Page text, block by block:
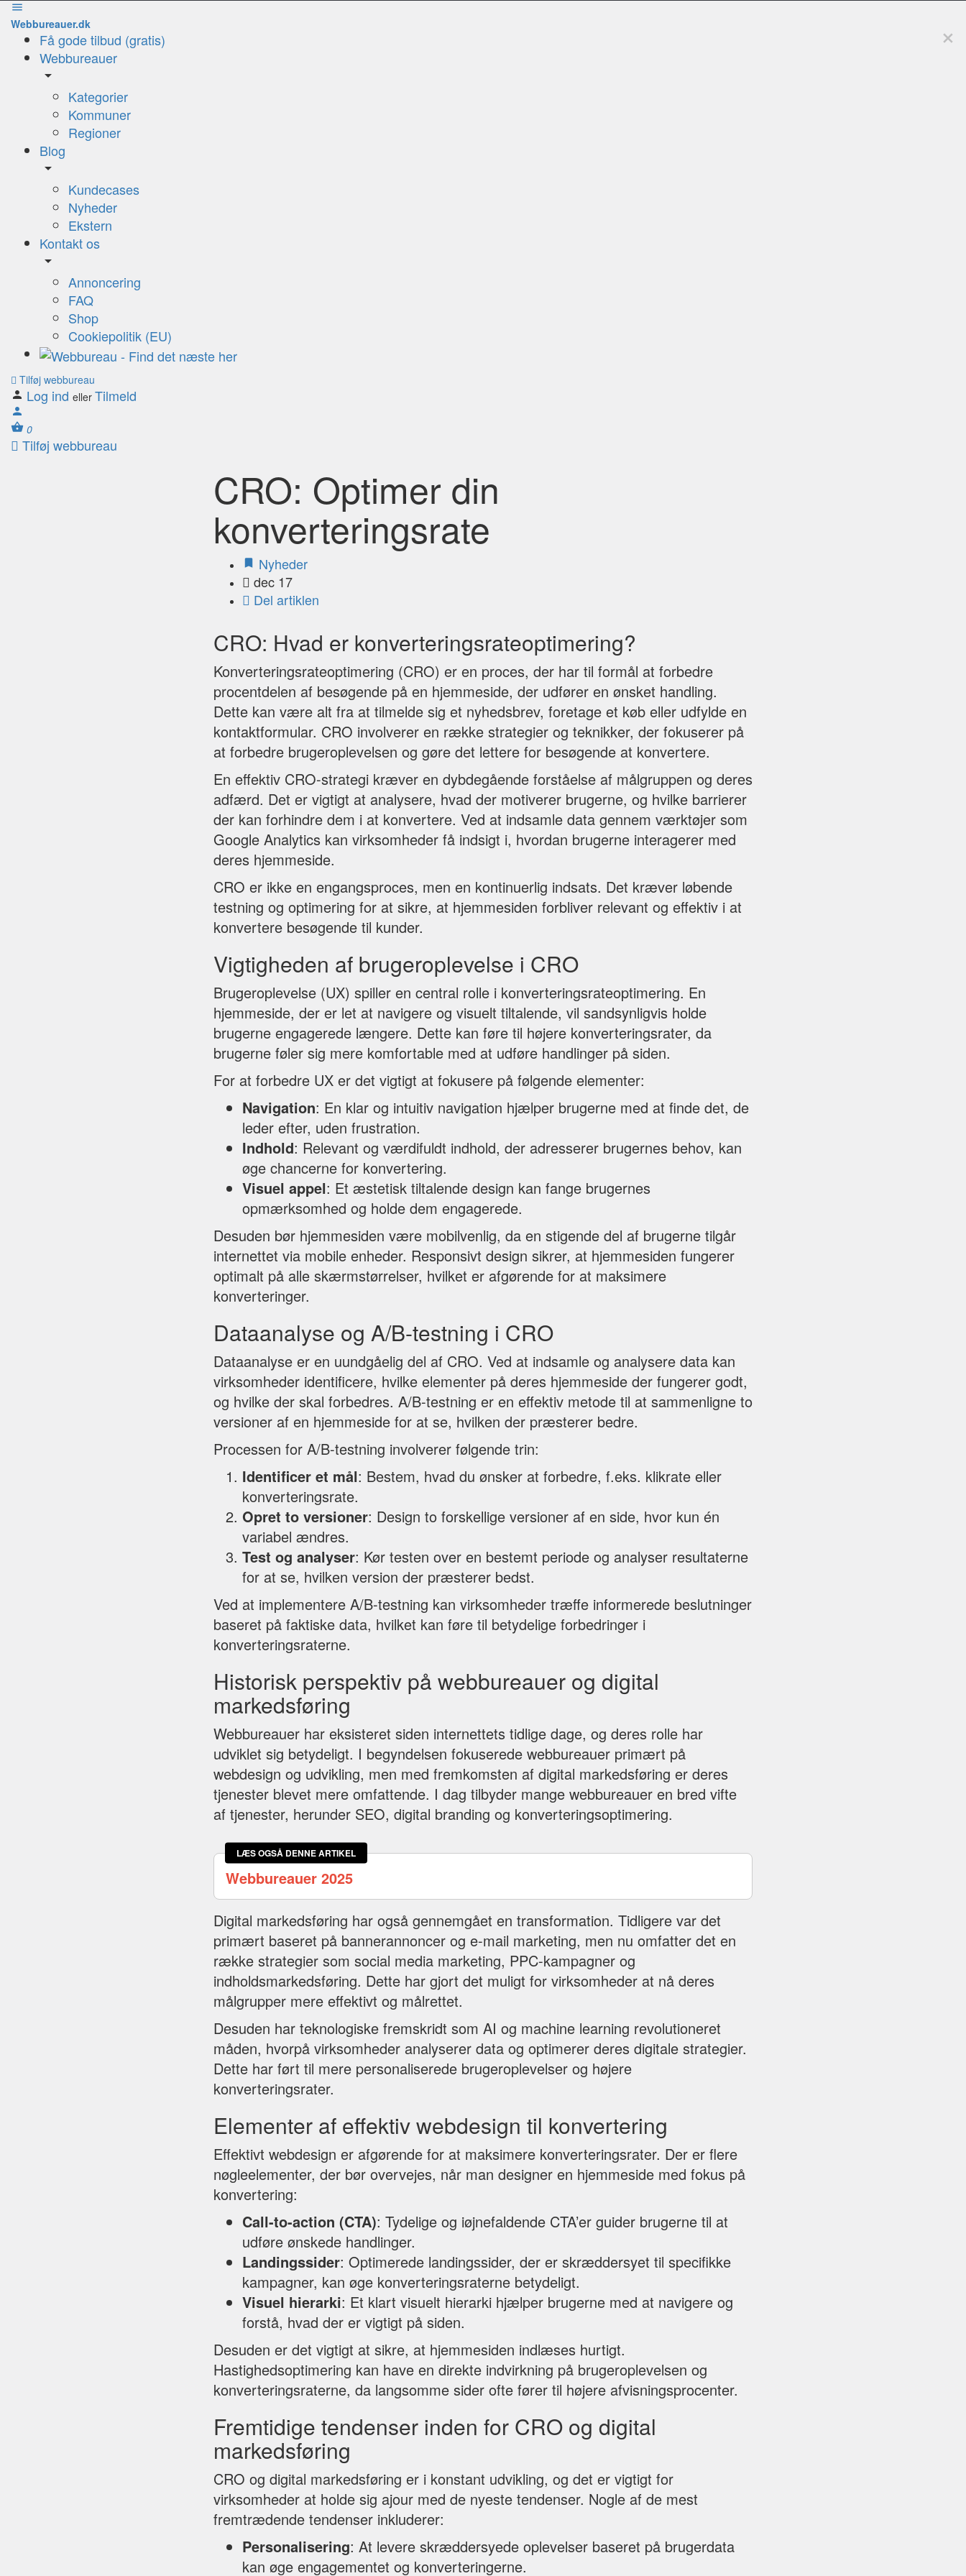
Webbureauer.dk
Få gode tilbud (gratis)
Webbureauer
Kategorier
Kommuner
Regioner
Blog
Kundecases
Nyheder
Ekstern
Kontakt os
Annoncering
FAQ
Shop
Cookiepolitik (EU)
Tilføj webbureau
Log ind eller Tilmeld
0
Tilføj webbureau
CRO: Optimer din
konverteringsrate
Nyheder
dec 17
Del artiklen
CRO: Hvad er konverteringsrateoptimering?
Konverteringsrateoptimering (CRO) er en proces, der har til formål at forbedre
procentdelen af besøgende på en hjemmeside, der udfører en ønsket handling.
Dette kan være alt fra at tilmelde sig et nyhedsbrev, foretage et køb eller udfylde en
kontaktformular. CRO involverer en række strategier og teknikker, der fokuserer på
at forbedre brugeroplevelsen og gøre det lettere for besøgende at konvertere.
En effektiv CRO-strategi kræver en dybdegående forståelse af målgruppen og deres
adfærd. Det er vigtigt at analysere, hvad der motiverer brugerne, og hvilke barrierer
der kan forhindre dem i at konvertere. Ved at indsamle data gennem værktøjer som
Google Analytics kan virksomheder få indsigt i, hvordan brugerne interagerer med
deres hjemmeside.
CRO er ikke en engangsproces, men en kontinuerlig indsats. Det kræver løbende
testning og optimering for at sikre, at hjemmesiden forbliver relevant og effektiv i at
konvertere besøgende til kunder.
Vigtigheden af brugeroplevelse i CRO
Brugeroplevelse (UX) spiller en central rolle i konverteringsrateoptimering. En
hjemmeside, der er let at navigere og visuelt tiltalende, vil sandsynligvis holde
brugerne engagerede længere. Dette kan føre til højere konverteringsrater, da
brugerne føler sig mere komfortable med at udføre handlinger på siden.
For at forbedre UX er det vigtigt at fokusere på følgende elementer:
Navigation: En klar og intuitiv navigation hjælper brugerne med at finde det, de
leder efter, uden frustration.
Indhold: Relevant og værdifuldt indhold, der adresserer brugernes behov, kan
øge chancerne for konvertering.
Visuel appel: Et æstetisk tiltalende design kan fange brugernes
opmærksomhed og holde dem engagerede.
Desuden bør hjemmesiden være mobilvenlig, da en stigende del af brugerne tilgår
internettet via mobile enheder. Responsivt design sikrer, at hjemmesiden fungerer
optimalt på alle skærmstørrelser, hvilket er afgørende for at maksimere
konverteringer.
Dataanalyse og A/B-testning i CRO
Dataanalyse er en uundgåelig del af CRO. Ved at indsamle og analysere data kan
virksomheder identificere, hvilke elementer på deres hjemmeside der fungerer godt,
og hvilke der skal forbedres. A/B-testning er en effektiv metode til at sammenligne to
versioner af en hjemmeside for at se, hvilken der præsterer bedre.
Processen for A/B-testning involverer følgende trin:
Identificer et mål: Bestem, hvad du ønsker at forbedre, f.eks. klikrate eller
konverteringsrate.
Opret to versioner: Design to forskellige versioner af en side, hvor kun én
variabel ændres.
Test og analyser: Kør testen over en bestemt periode og analyser resultaterne
for at se, hvilken version der præsterer bedst.
Ved at implementere A/B-testning kan virksomheder træffe informerede beslutninger
baseret på faktiske data, hvilket kan føre til betydelige forbedringer i
konverteringsraterne.
Historisk perspektiv på webbureauer og digital
markedsføring
Webbureauer har eksisteret siden internettets tidlige dage, og deres rolle har
udviklet sig betydeligt. I begyndelsen fokuserede webbureauer primært på
webdesign og udvikling, men med fremkomsten af digital markedsføring er deres
tjenester blevet mere omfattende. I dag tilbyder mange webbureauer en bred vifte
af tjenester, herunder SEO, digital branding og konverteringsoptimering.
LÆS OGSÅ DENNE ARTIKEL
Webbureauer 2025
Digital markedsføring har også gennemgået en transformation. Tidligere var det
primært baseret på bannerannoncer og e-mail marketing, men nu omfatter det en
række strategier som social media marketing, PPC-kampagner og
indholdsmarkedsføring. Dette har gjort det muligt for virksomheder at nå deres
målgrupper mere effektivt og målrettet.
Desuden har teknologiske fremskridt som AI og machine learning revolutioneret
måden, hvorpå virksomheder analyserer data og optimerer deres digitale strategier.
Dette har ført til mere personaliserede brugeroplevelser og højere
konverteringsrater.
Elementer af effektiv webdesign til konvertering
Effektivt webdesign er afgørende for at maksimere konverteringsrater. Der er flere
nøgleelementer, der bør overvejes, når man designer en hjemmeside med fokus på
konvertering:
Call-to-action (CTA): Tydelige og iøjnefaldende CTA’er guider brugerne til at
udføre ønskede handlinger.
Landingssider: Optimerede landingssider, der er skræddersyet til specifikke
kampagner, kan øge konverteringsraterne betydeligt.
Visuel hierarki: Et klart visuelt hierarki hjælper brugerne med at navigere og
forstå, hvad der er vigtigt på siden.
Desuden er det vigtigt at sikre, at hjemmesiden indlæses hurtigt.
Hastighedsoptimering kan have en direkte indvirkning på brugeroplevelsen og
konverteringsraterne, da langsomme sider ofte fører til højere afvisningsprocenter.
Fremtidige tendenser inden for CRO og digital
markedsføring
CRO og digital markedsføring er i konstant udvikling, og det er vigtigt for
virksomheder at holde sig ajour med de nyeste tendenser. Nogle af de mest
fremtrædende tendenser inkluderer:
Personalisering: At levere skræddersyede oplevelser baseret på brugerdata
kan øge engagementet og konverteringerne.